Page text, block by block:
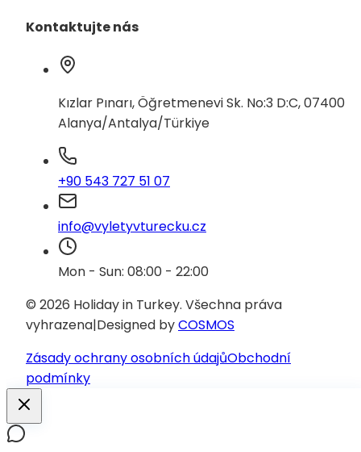
Kontaktujte nás
Kızlar Pınarı, Öğretmenevi Sk. No:3 D:C, 07400
Alanya/Antalya/Türkiye
+90 543 727 51 07
info@vyletyvturecku.cz
Mon - Sun: 08:00 - 22:00
© 2026 Holiday in Turkey. Všechna práva
vyhrazena|Designed byCOSMOS
Zásady ochrany osobních údajůObchodní
podmínky